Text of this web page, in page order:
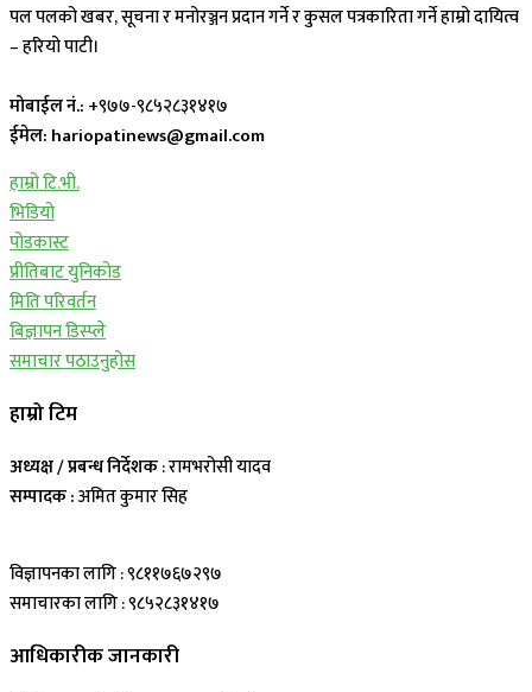
पल पलको खबर, सूचना र मनोरञ्जन प्रदान गर्ने र कुसल पत्रकारिता गर्ने हाम्रो दायित्व
– हरियो पाटी।
मोबाईल नं.: +९७७-९८५२८३१४१७
ईमेल: hariopatinews@gmail.com
हाम्रो टि.भी.
भिडियो
पोडकास्ट
प्रीतिबाट युनिकोड
मिति परिवर्तन
बिज्ञापन डिस्प्ले
समाचार पठाउनुहोस
हाम्रो टिम
अध्यक्ष / प्रबन्ध निर्देशक: रामभरोसी यादव
सम्पादक :अमित कुमार सिह
विज्ञापनका लागि : ९८११७६७२९७
समाचारका लागि : ९८५२८३१४१७
आधिकारीक जानकारी